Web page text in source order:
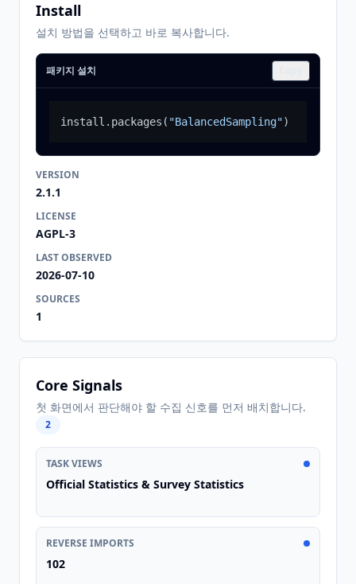
Install
설치 방법을 선택하고 바로 복사합니다.
패키지 설치
install.packages ( "BalancedSampling")
VERSION
2.1.1
LICENSE
AGPL-3
LAST OBSERVED
2026-07-10
SOURCES
1
Core Signals
첫 화면에서 판단해야 할 수집 신호를 먼저 배치합니다.
2
TASK VIEWS
Official Statistics & Survey Statistics
REVERSE IMPORTS
102